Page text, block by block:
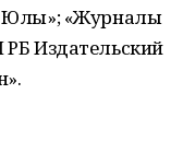
Юлы»; «Журналы
Издательский